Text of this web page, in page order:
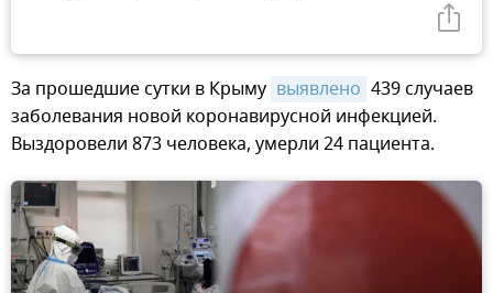
За прошедшие сутки в Крыму выявлено 439 случаев
заболевания новой коронавирусной инфекцией.
Выздоровели 873 человека, умерли 24 пациента.